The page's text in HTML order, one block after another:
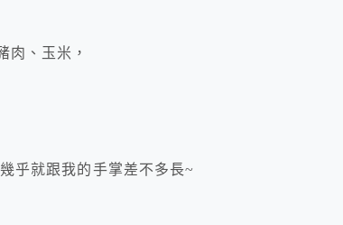
肉、玉米，
乎就跟我的手掌差不多長~